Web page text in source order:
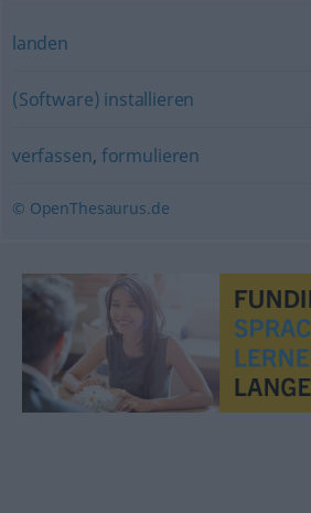
landen
(Software) installieren
verfassen, formulieren
© OpenThesaurus.de